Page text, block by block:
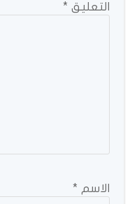
التعليق *
الاسم *